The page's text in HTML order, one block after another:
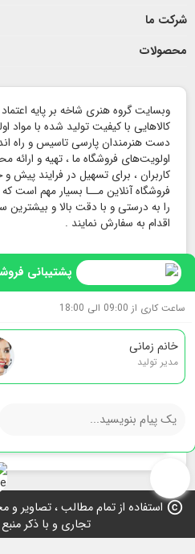
شرکت ما
محصولات
پشتیبانی
ساعت کاری از 09:00 الی 18:00
خانم زمانی
مدیر تولید
وبسایت گروه هنری شاخه بر پایه
دست هنرمندان پارسی تاسیس و راه
اولویت‌های فروشگاه ما ، تهیه و ارائه
کاربران ، برای تسهیل در فرایند پیش
فروشگاه آنلاین مــا بسیار مهم است که
را به درستی و با دقت بالا و بیشترین
اقدام به سفارش نمایند .
ما را روی
copyrightاستفاده از تمام مطالب ، تصاویر
تجاری و با ذکر